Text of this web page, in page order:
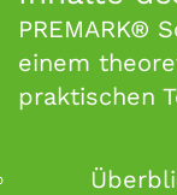
PREMARK®
einem
praktischen